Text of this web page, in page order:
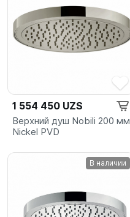
1 554 450 UZS
Верхний душ Nobili 200 мм
Nickel PVD
В наличии